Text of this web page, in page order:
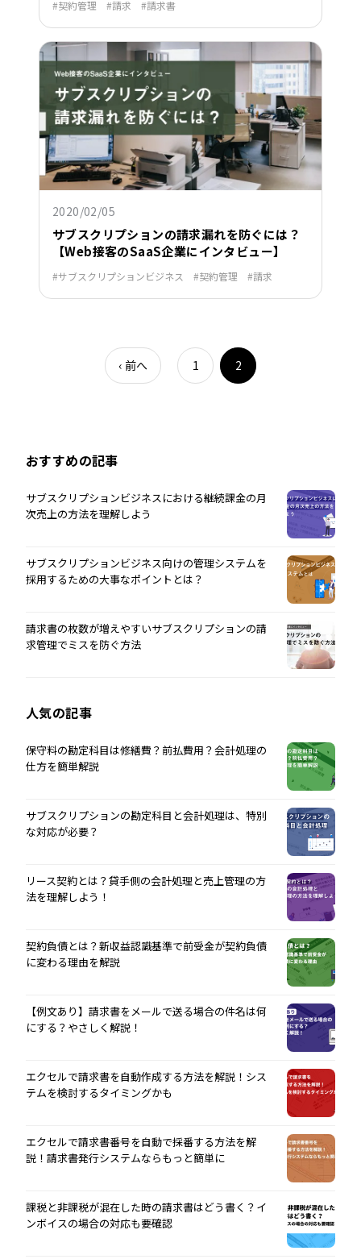
契約管理 請求 請求書
2020/02/05
サブスクリプションの請求漏れを防ぐには？
【Web接客のSaaS企業にインタビュー】
サブスクリプションビジネス 契約管理 請求
‹ 前へ 1 2
おすすめの記事
サブスクリプションビジネスにおける継続課金の月
次売上の方法を理解しよう
サブスクリプションビジネス向けの管理システムを
採用するための大事なポイントとは？
請求書の枚数が増えやすいサブスクリプションの請
求管理でミスを防ぐ方法
人気の記事
保守料の勘定科目は修繕費？前払費用？会計処理の
仕方を簡単解説
サブスクリプションの勘定科目と会計処理は、特別
な対応が必要？
リース契約とは？貸手側の会計処理と売上管理の方
法を理解しよう！
契約負債とは？新収益認識基準で前受金が契約負債
に変わる理由を解説
【例文あり】請求書をメールで送る場合の件名は何
にする？やさしく解説！
エクセルで請求書を自動作成する方法を解説！シス
テムを検討するタイミングかも
エクセルで請求書番号を自動で採番する方法を解
説！請求書発行システムならもっと簡単に
課税と非課税が混在した時の請求書はどう書く？イ
ンボイスの場合の対応も要確認